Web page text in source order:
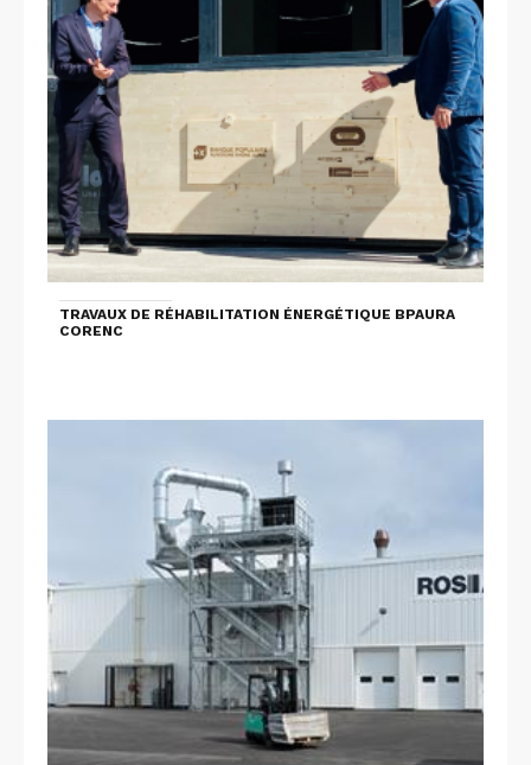
TRAVAUX DE RÉHABILITATION ÉNERGÉTIQUE BPAURA
CORENC